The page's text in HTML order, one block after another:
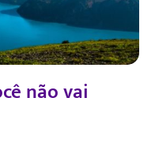
não vai